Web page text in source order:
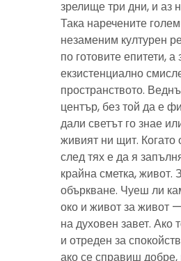
зрелище три дни, и аз
Така наречените
незаменим културен
по готовите епитети,
екзистенциално
пространството.
център, без той да е
дали светът го знае
живият ни щит. Когато
след тях е да я
крайна сметка, живот.
объркване. Чуеш ли
око и живот за живот
на духовен завет. Ако
и отреден за
ако се справиш